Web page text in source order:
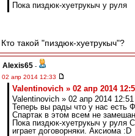
Пока пиздюк-хуетрукыч у руля
Кто такой "пиздюк-хуетрукыч"?
Alexis65 -
02 апр 2014 12:33
Valentinovich » 02 апр 2014
Valentinovich » 02 апр 2014 12:51
Теперь вы рады что у нас есть
Спартак в этом всем не
Пока пиздюк-хуетрукыч у руля
играет договорняки. Аксиома :D